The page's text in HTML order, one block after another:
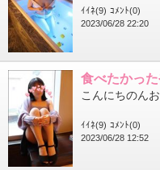
ｲｲﾈ(9) ｺﾒﾝﾄ(0)
2023/06/28 22:20
食べたかった
ｲｲﾈ(9) ｺﾒﾝﾄ(0)
2023/06/28 12:52